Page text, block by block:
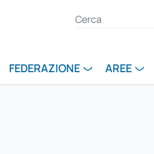
FEDERAZIONE AREE